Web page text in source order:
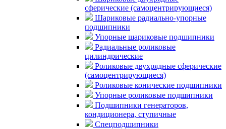
сферические (самоцентрирующиеся)
Шариковые радиально-упорные
подшипники
Упорные шариковые подшипники
Радиальные роликовые
цилиндрические
Роликовые двухрядные сферические
(самоцентрирующиеся)
Роликовые конические подшипники
Упорные роликовые подшипники
Подшипники генераторов,
кондиционера, ступичные
Спецподшипники